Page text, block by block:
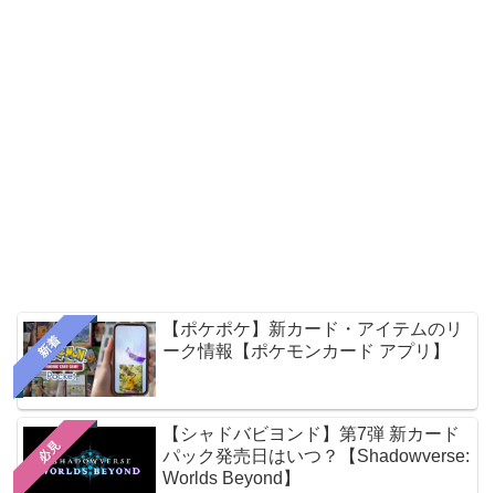
新着
【ポケポケ】新カード・アイテムのリ
ーク情報【ポケモンカード アプリ】
必見
【シャドバビヨンド】第7弾 新カード
パック発売日はいつ？【Shadowverse:
Worlds Beyond】